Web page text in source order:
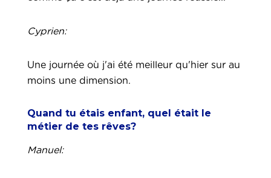
Cyprien:
Une journée où j'ai été meilleur qu'hier sur au
moins une dimension.
Quand tu étais enfant, quel était le
métier de tes rêves?
Manuel: